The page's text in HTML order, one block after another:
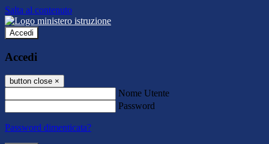
Salta al contenuto
Accedi
Accedi
button close ×
Nome Utente
Password
Password dimenticata?